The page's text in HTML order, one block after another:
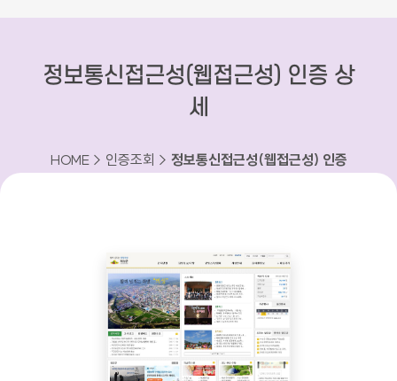
정보통신접근성(웹접근성) 인증 상
세
HOME > 인증조회 > 정보통신접근성(웹접근성) 인증